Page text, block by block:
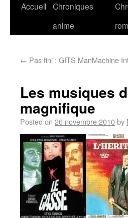
Accueil Chroniques
anime
← Pas fini : GITS ManMachine
Les musiques
magnifique
Posted on 26 novembre 2010by